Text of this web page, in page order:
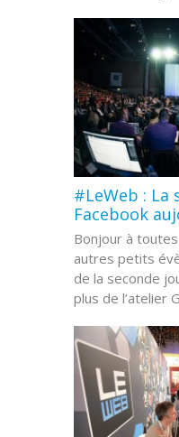
#LeWeb : La
Facebook
Bonjour à
autres petits
de la seconde
plus de l’atelier